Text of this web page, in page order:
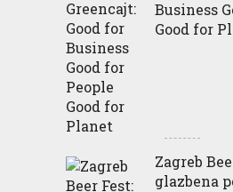
Business
Good for
Zagreb
glazbena